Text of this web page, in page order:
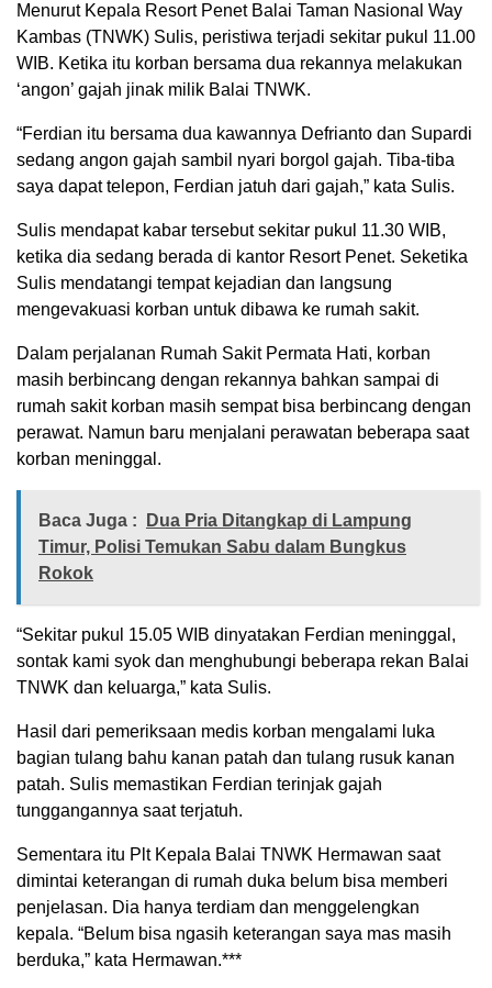
Menurut Kepala Resort Penet Balai Taman Nasional Way
Kambas (TNWK) Sulis, peristiwa terjadi sekitar pukul 11.00
WIB. Ketika itu korban bersama dua rekannya melakukan
‘angon’ gajah jinak milik Balai TNWK.
“Ferdian itu bersama dua kawannya Defrianto dan Supardi
sedang angon gajah sambil nyari borgol gajah. Tiba-tiba
saya dapat telepon, Ferdian jatuh dari gajah,” kata Sulis.
Sulis mendapat kabar tersebut sekitar pukul 11.30 WIB,
ketika dia sedang berada di kantor Resort Penet. Seketika
Sulis mendatangi tempat kejadian dan langsung
mengevakuasi korban untuk dibawa ke rumah sakit.
Dalam perjalanan Rumah Sakit Permata Hati, korban
masih berbincang dengan rekannya bahkan sampai di
rumah sakit korban masih sempat bisa berbincang dengan
perawat. Namun baru menjalani perawatan beberapa saat
korban meninggal.
Baca Juga :
Dua Pria Ditangkap di Lampung
Timur, Polisi Temukan Sabu dalam Bungkus
Rokok
“Sekitar pukul 15.05 WIB dinyatakan Ferdian meninggal,
sontak kami syok dan menghubungi beberapa rekan Balai
TNWK dan keluarga,” kata Sulis.
Hasil dari pemeriksaan medis korban mengalami luka
bagian tulang bahu kanan patah dan tulang rusuk kanan
patah. Sulis memastikan Ferdian terinjak gajah
tunggangannya saat terjatuh.
Sementara itu Plt Kepala Balai TNWK Hermawan saat
dimintai keterangan di rumah duka belum bisa memberi
penjelasan. Dia hanya terdiam dan menggelengkan
kepala. “Belum bisa ngasih keterangan saya mas masih
berduka,” kata Hermawan.***